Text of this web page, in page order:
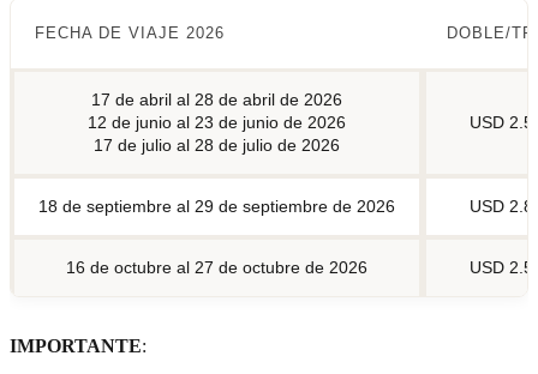
FECHA DE VIAJE 2026 DOBLE/
17 de abril al 28 de abril de 2026
12 de junio al 23 de junio de 2026
17 de julio al 28 de julio de 2026
USD
18 de septiembre al 29 de septiembre de 2026 USD
16 de octubre al 27 de octubre de 2026 USD
IMPORTANTE: